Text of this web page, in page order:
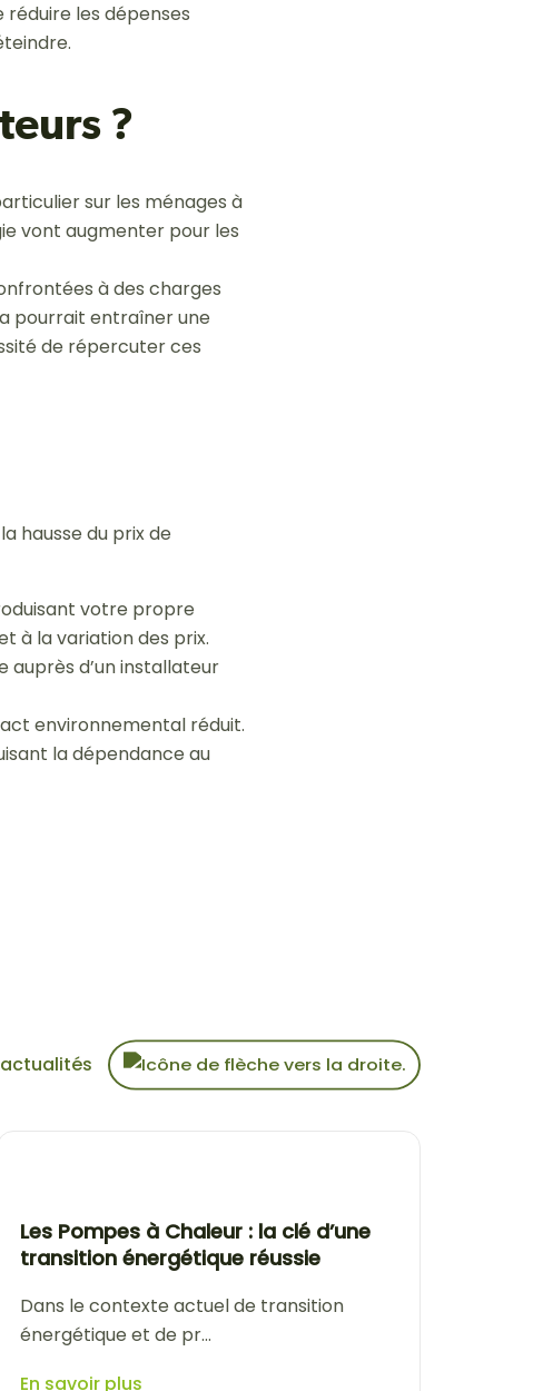
les dépenses
?
sur les ménages à
vont augmenter pour les
à des charges
pourrait entraîner une
de répercuter ces
hausse du prix de
votre propre
à la variation des prix.
d’un installateur
environnemental réduit.
la dépendance au
Les Pompes à Chaleur : la clé d’une
transition énergétique réussie
Dans le contexte actuel de transition
énergétique et de pr...
En savoir plus